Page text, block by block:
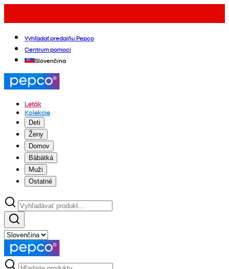
Vyhľadať predajňu Pepco
Centrum pomoci
Slovenčina
Leták
Kolekcie
Deti
Ženy
Domov
Bábätká
Muži
Ostatné